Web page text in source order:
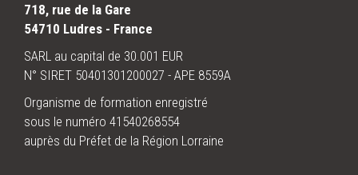
718, rue de la Gare
54710 Ludres - France
SARL au capital de 30.001 EUR
N° SIRET 50401301200027 - APE 8559A
Organisme de formation enregistré
sous le numéro 41540268554
auprès du Préfet de la Région Lorraine